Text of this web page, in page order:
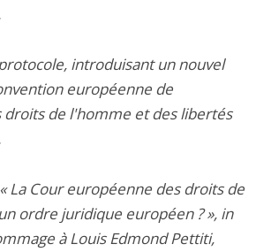
introduisant un nouvel
européenne de
droits de l'homme et des libertés
La Cour européenne des droits de
ordre juridique européen ? », in
à Louis Edmond Pettiti,